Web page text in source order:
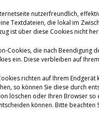
nutzerfreundlich,
Textdateien, die lokal im
ist über diese Cookies nicht
Cookies, die nach Beendigung
ein. Diese verbleiben auf
richten auf Ihrem
so können Sie diese durch
löschen oder Ihren Browser
können. Bitte